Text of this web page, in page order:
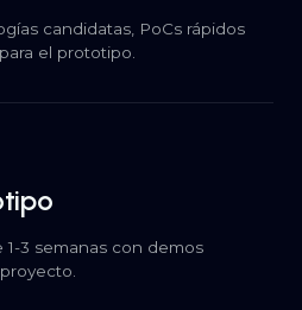
candidatas, PoCs rápidos
el prototipo.
1-3 semanas con demos